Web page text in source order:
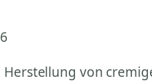
von